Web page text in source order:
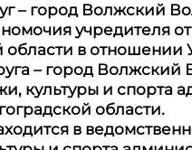
– город Волжский
учредителя
области в
– город Волжский
культуры и спорта
области.
в